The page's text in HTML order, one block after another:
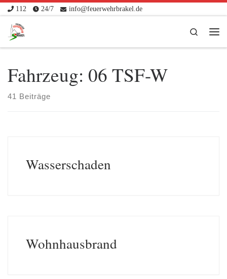
Zum Inhalt springen
112 24/7 info@feuerwehrbrakel.de
Search
Fahrzeug: 06 TSF-W
41 Beiträge
Wasserschaden
Wohnhausbrand